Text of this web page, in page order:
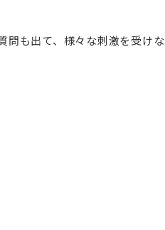
問も出て、様々な刺激を受けな